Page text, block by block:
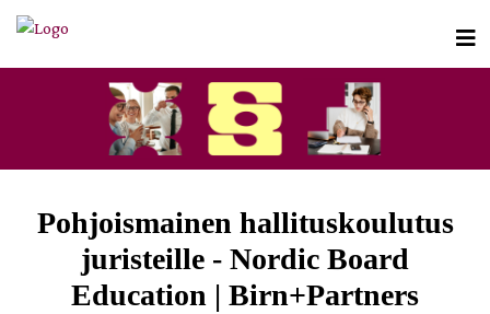
Pohjoismainen hallituskoulutus
juristeille - Nordic Board
Education | Birn+Partners